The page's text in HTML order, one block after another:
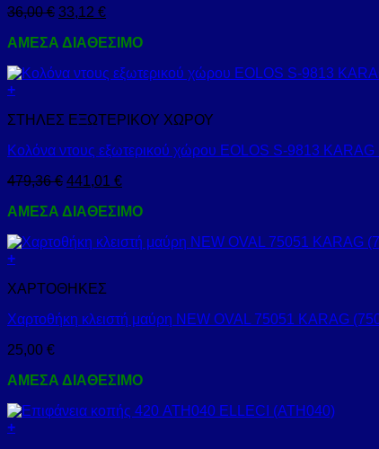
36,00€ 33,12 €
ΑΜΕΣΑ ΔΙΑΘΕΣΙΜΟ
+
ΣΤΗΛΕΣ ΕΞΩΤΕΡΙΚΟΥ ΧΩΡΟΥ
Κολόνα ντους εξωτερικού χώρου EOLOS S-9813
479,36€ 441,01 €
ΑΜΕΣΑ ΔΙΑΘΕΣΙΜΟ
+
ΧΑΡΤΟΘΗΚΕΣ
Χαρτοθήκη κλειστή μαύρη NEW OVAL 75051 KARAG
25,00 €
ΑΜΕΣΑ ΔΙΑΘΕΣΙΜΟ
+